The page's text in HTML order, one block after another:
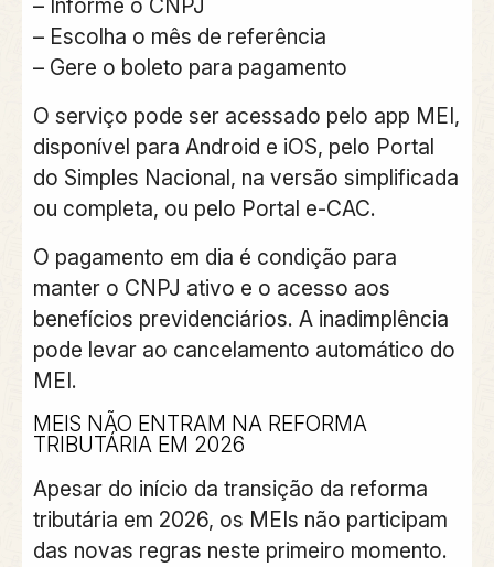
– Informe o CNPJ
– Escolha o mês de referência
– Gere o boleto para pagamento
O serviço pode ser acessado pelo app MEI,
disponível para Android e iOS, pelo Portal
do Simples Nacional, na versão simplificada
ou completa, ou pelo Portal e-CAC.
O pagamento em dia é condição para
manter o CNPJ ativo e o acesso aos
benefícios previdenciários. A inadimplência
pode levar ao cancelamento automático do
MEI.
MEIS NÃO ENTRAM NA REFORMA
TRIBUTÁRIA EM 2026
Apesar do início da transição da reforma
tributária em 2026, os MEIs não participam
das novas regras neste primeiro momento.